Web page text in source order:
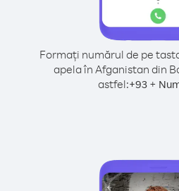
Formați numărul de pe
apela în Afganistan din
astfel:+93 +